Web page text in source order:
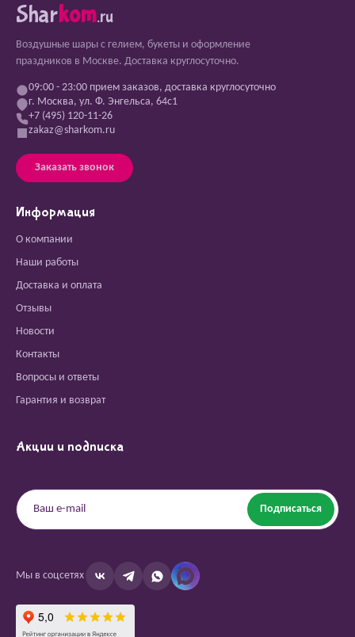
Sharkom.ru
Воздушные шары с гелием, букеты и оформление
праздников в Москве. Доставка круглосуточно.
09:00 - 23:00 прием заказов, доставка круглосуточно
г. Москва, ул. Ф. Энгельса, 64с1
+7 (495) 120-11-26
zakaz@sharkom.ru
Заказать звонок
Информация
О компании
Наши работы
Доставка и оплата
Отзывы
Новости
Контакты
Вопросы и ответы
Гарантия и возврат
Акции и подписка
Подписаться
Мы в соцсетях